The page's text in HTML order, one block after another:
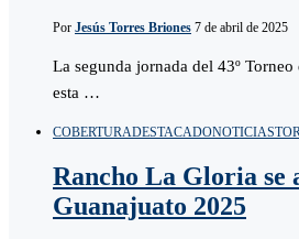
Por Jesús Torres Briones 7 de abril de 2025
La segunda jornada del 43º
esta …
COBERTURADESTACADONOTICIAS
Rancho La Gloria se
Guanajuato 2025